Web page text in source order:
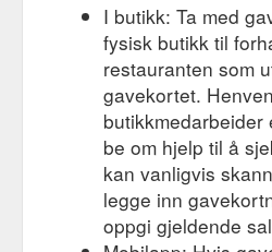
I butikk: Ta med
fysisk butikk til
restauranten som
gavekortet.
butikkmedarbeider
be om hjelp til å
kan vanligvis
legge inn
oppgi gjeldende